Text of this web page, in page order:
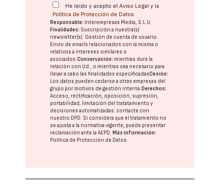
He leído y acepto elAviso Legal y la
Política de Protección de Datos
Responsable: Interempresas Media, S.L.U.
Finalidades: Suscripción a nuestra(s)
newsletter(s). Gestión de cuenta de usuario.
Envío de emails relacionados con la misma o
relativos a intereses similares o
asociados.Conservación: mientras dure la
relación con Ud., o mientras sea necesario para
llevar a cabo las finalidades especificadasCesión:
Los datos pueden cederse a otras empresas del
grupo por motivos de gestión interna.Derechos:
Acceso, rectificación, oposición, supresión,
portabilidad, limitación del tratatamiento y
decisiones automatizadas: contacte con
nuestro DPD. Si considera que el tratamiento no
se ajusta a la normativa vigente, puede presentar
reclamación ante laAEPD.Más información:
Política de Protección de Datos